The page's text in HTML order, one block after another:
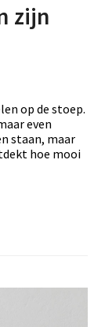
zijn
op de stoep.
even
staan, maar
hoe mooi